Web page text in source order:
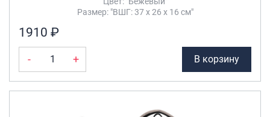
Размер: "ВШГ: 37 х 26 х 16 см"
1910 ₽
- + В корзину